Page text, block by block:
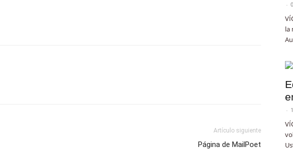
Artículo siguiente
Página de MailPoet
-
la
-